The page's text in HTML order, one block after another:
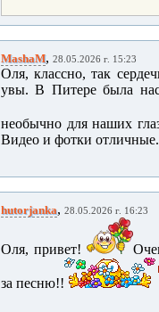
MashaM, 28.05.2026 г. 15:23
Оля, классно, так
увы. В Питере была
необычно для наших
Видео и фотки
hutorjanka, 28.05.2026 г. 16:23
Оля, привет!
за песню!!